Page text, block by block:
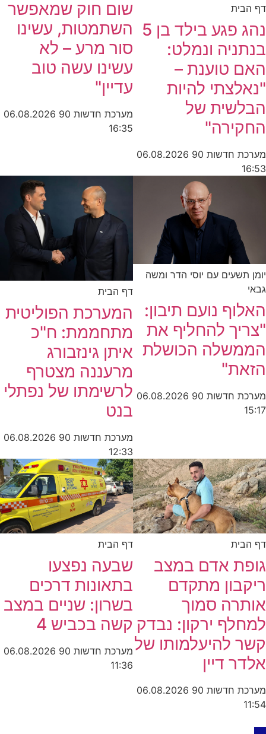
דף הבית
נהג פגע בילד בן 5
בנתניה ונמלט:
האם טוענת –
"נאלצתי להיות
הבלשית של
החקירה"
מערכת חדשות 90
06.08.2026
16:53
שום חוק שמאפשר
השתמטות, עשינו
סור מרע – לא
עשינו עשה טוב
עדיין"
מערכת חדשות 90
06.08.2026
16:35
יומן תשעים עם יוסי הדר ומשה
גבאי
האלוף נועם תיבון:
"צריך להחליף את
הממשלה הכושלת
הזאת"
מערכת חדשות 90
06.08.2026
15:17
דף הבית
המערכת הפוליטית
מתחממת: ח"כ
איתן גינזבורג
מרעננה מצטרף
לרשימתו של נפתלי
בנט
מערכת חדשות 90
06.08.2026
12:33
דף הבית
גופת אדם במצב
ריקבון מתקדם
אותרה סמוך
למחלף ירקון: נבדק
קשר להיעלמותו של
אלדר דיין
מערכת חדשות 90
06.08.2026
11:54
דף הבית
שבעה נפצעו
בתאונות דרכים
בשרון: שניים במצב
קשה בכביש 4
מערכת חדשות 90
06.08.2026
11:36